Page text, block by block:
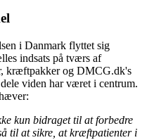
i Danmark flyttet sig
indsats på tværs af
kræftpakker og DMCG.dk's
viden har været i centrum.
kun bidraget til at forbedre
til at sikre, at kræftpatienter i